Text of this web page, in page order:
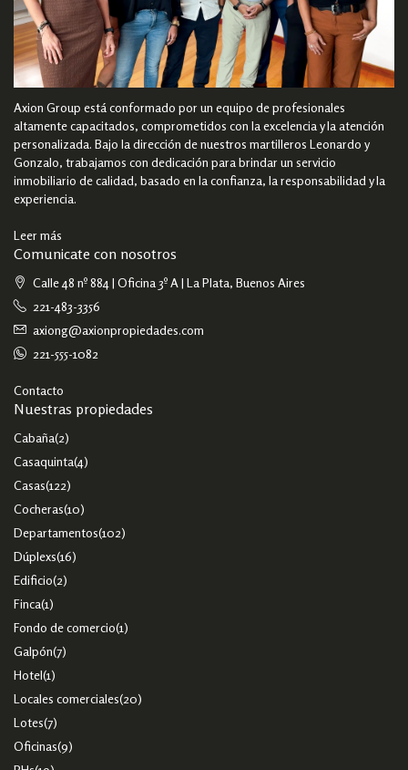
Axion Group está conformado por un equipo de profesionales
altamente capacitados, comprometidos con la excelencia y la atención
personalizada. Bajo la dirección de nuestros martilleros Leonardo y
Gonzalo, trabajamos con dedicación para brindar un servicio
inmobiliario de calidad, basado en la confianza, la responsabilidad y la
experiencia.
Leer más
Comunicate con nosotros
Calle 48 nº 884 | Oficina 3º A | La Plata, Buenos Aires
221-483-3356
axiong@axionpropiedades.com
221-555-1082
Contacto
Nuestras propiedades
Cabaña(2)
Casaquinta(4)
Casas(122)
Cocheras(10)
Departamentos(102)
Dúplexs(16)
Edificio(2)
Finca(1)
Fondo de comercio(1)
Galpón(7)
Hotel(1)
Locales comerciales(20)
Lotes(7)
Oficinas(9)